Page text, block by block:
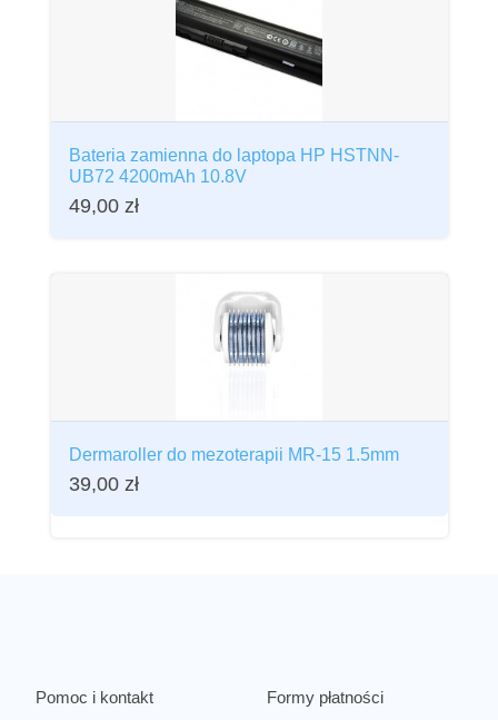
Bateria zamienna do laptopa HP HSTNN-
UB72 4200mAh 10.8V
49,00 zł
Dermaroller do mezoterapii MR-15 1.5mm
39,00 zł
Pomoc i kontakt
Formy płatności